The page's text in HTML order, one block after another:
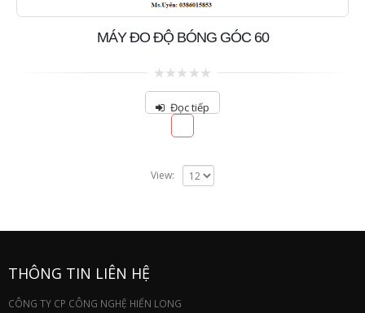
MÁY ĐO ĐỘ BÓNG GÓC 60
0
of
Đọc tiếp
View:
THÔNG TIN LIÊN HỆ
CÔNG TY CP CÔNG NGHỆ HIỂN LONG